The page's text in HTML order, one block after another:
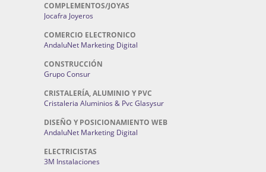
COMPLEMENTOS/JOYAS
Jocafra Joyeros
COMERCIO ELECTRONICO
AndaluNet Marketing Digital
CONSTRUCCIÓN
Grupo Consur
CRISTALERÍA, ALUMINIO Y PVC
Cristaleria Aluminios & Pvc Glasysur
DISEÑO Y POSICIONAMIENTO WEB
AndaluNet Marketing Digital
ELECTRICISTAS
3M Instalaciones